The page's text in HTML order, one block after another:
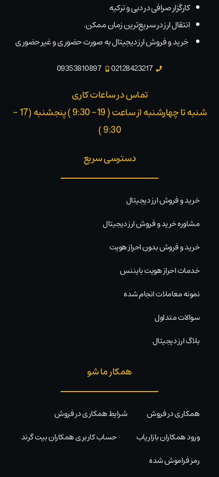
کارگزار صرافی در دبی و ترکیه
انتقال ارز در سریع‌ترین زمان ممکن.
خرید و فروش ارز دیجیتال به صورت حضوری و غیر حضوری
02128423217
09353810897
تماس در ساعات کاری
شنبه تا چهارشنبه از ساعت ( 19- 9:30 ) پنجشنبه (17 -
9:30 )​
دسترسی سریع
خرید و فروش ارز دیجیتال
مشاوره خرید و فروش ارز دیجیتال
خرید و فروش بدون احراز هویت
خدمات احراز هویت بایننس
نمونه معاملات انجام شده
سوالات متداول
بلاگ ارز دیجیتال
همکار ما شو
همکاری در فروش
شرایط همکاری در فروش
ورود همکاران بازاریاب
حساب کاربری همکاران بیت گرند
رمز فراموش شده